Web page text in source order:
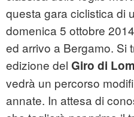
questa gara ciclistica di
domenica 5 ottobre
ed arrivo a Bergamo. Si
edizione del Giro di
vedrà un percorso
annate. In attesa di